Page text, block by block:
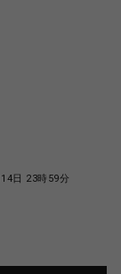
日 23時59分